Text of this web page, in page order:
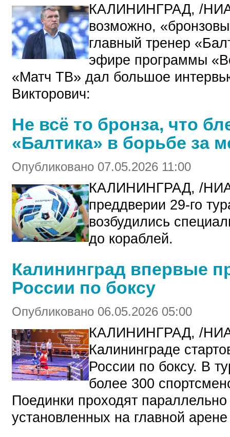
КАЛИНИНГРАД, /
возможно,
главный тренер
эфире программы
«Матч ТВ» дал большое
Викторович:
Не всё то бронза, что
«Балтика» в борьбе за
Опубликовано 07.05.2026 11:00
КАЛИНИНГРАД, /
преддверии 29-го
возбудились
до кораблей.
Калининград впервые
России по боксу
Опубликовано 06.05.2026 05:00
КАЛИНИНГРАД, /
Калининграде
России по боксу. В
более 300
Поединки проходят
установленных на главной